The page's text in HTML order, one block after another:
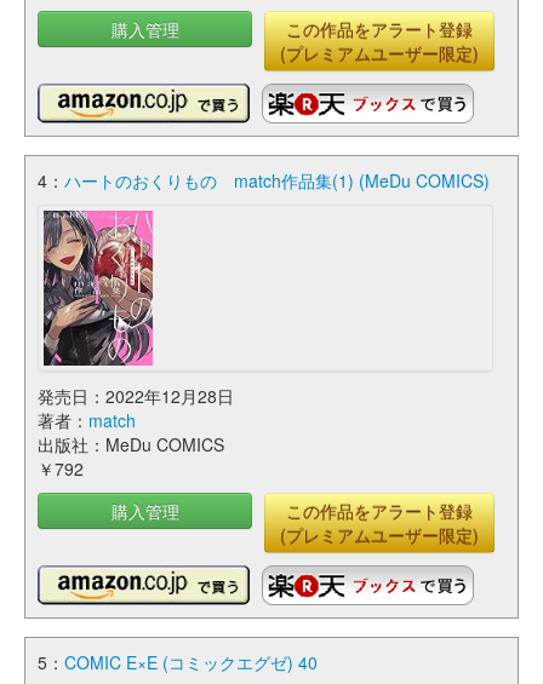
購入管理
この作品をアラート登録
(プレミアムユーザー限定)
4： ハートのおくりもの match作品集(1) (MeDu COMICS)
発売日：2022年12月28日
著者： match
出版社：MeDu COMICS
￥792
購入管理
この作品をアラート登録
(プレミアムユーザー限定)
5： COMIC E×E (コミックエグゼ) 40